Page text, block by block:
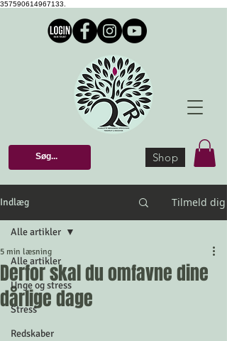
357590614967133.
Shop
Indlæg Tilmeld dig
Alle artikler
Unge og stress
Stress
Redskaber
Alle artikler
Derfor skal du omfavne dine
dårlige dage
5 min læsning